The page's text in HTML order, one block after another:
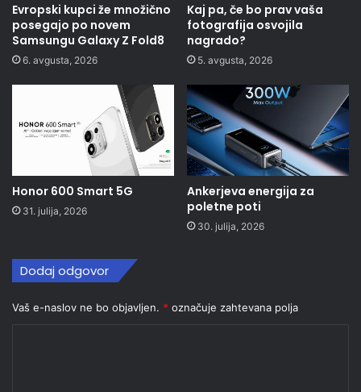
Evropski kupci že množično
posegajo po novem
Samsungu Galaxy Z Fold8
6. avgusta, 2026
Kaj pa, če bo prav vaša
fotografija osvojila
nagrado?
5. avgusta, 2026
Honor 600 Smart 5G
31. julija, 2026
Ankerjeva energija za
poletne poti
30. julija, 2026
Dodaj odgovor
Vaš e-naslov ne bo objavljen. * označuje zahtevana polja